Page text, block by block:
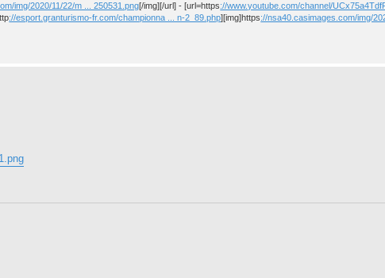
img/2020/11/22/m ... 250531.png[/img][/url] - [url=https://www.youtube.com/channel/
://esport.granturismo-fr.com/championna ... n-2_89.php][img]https://nsa40.casimages.com/img/